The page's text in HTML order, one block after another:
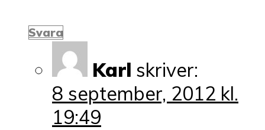
Svara
Karl skriver:
8 september, 2012 kl.
19:49